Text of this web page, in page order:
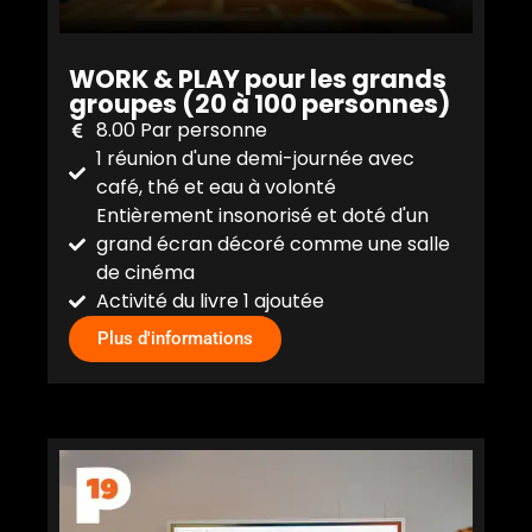
WORK & PLAY pour les grands
groupes (20 à 100 personnes)
8.00 Par personne
1 réunion d'une demi-journée avec
café, thé et eau à volonté
Entièrement insonorisé et doté d'un
grand écran décoré comme une salle
de cinéma
Activité du livre 1 ajoutée
Plus d'informations